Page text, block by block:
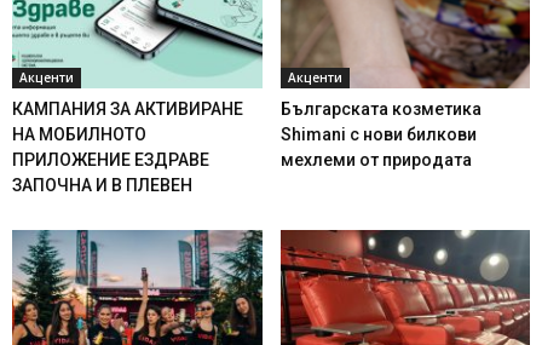
Акценти
КАМПАНИЯ ЗА АКТИВИРАНЕ
НА МОБИЛНОТО
ПРИЛОЖЕНИЕ ЕЗДРАВЕ
ЗАПОЧНА И В ПЛЕВЕН
Акценти
Българската козметика
Shimani с нови билкови
мехлеми от природата